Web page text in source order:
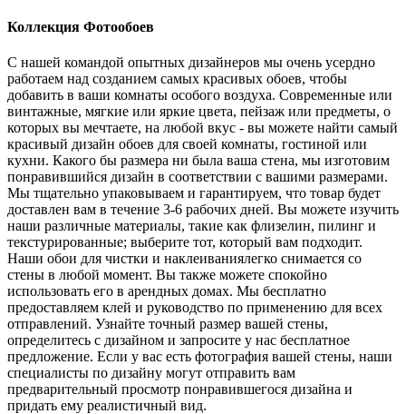
Коллекция Фотообоев
С нашей командой опытных дизайнеров мы очень усердно
работаем над созданием самых красивых обоев, чтобы
добавить в ваши комнаты особого воздуха. Современные или
винтажные, мягкие или яркие цвета, пейзаж или предметы, о
которых вы мечтаете, на любой вкус - вы можете найти самый
красивый дизайн обоев для своей комнаты, гостиной или
кухни. Какого бы размера ни была ваша стена, мы изготовим
понравившийся дизайн в соответствии с вашими размерами.
Мы тщательно упаковываем и гарантируем, что товар будет
доставлен вам в течение 3-6 рабочих дней. Вы можете изучить
наши различные материалы, такие как флизелин, пилинг и
текстурированные; выберите тот, который вам подходит.
Наши обои для чистки и наклеиваниялегко снимается со
стены в любой момент. Вы также можете спокойно
использовать его в арендных домах. Мы бесплатно
предоставляем клей и руководство по применению для всех
отправлений. Узнайте точный размер вашей стены,
определитесь с дизайном и запросите у нас бесплатное
предложение. Если у вас есть фотография вашей стены, наши
специалисты по дизайну могут отправить вам
предварительный просмотр понравившегося дизайна и
придать ему реалистичный вид.